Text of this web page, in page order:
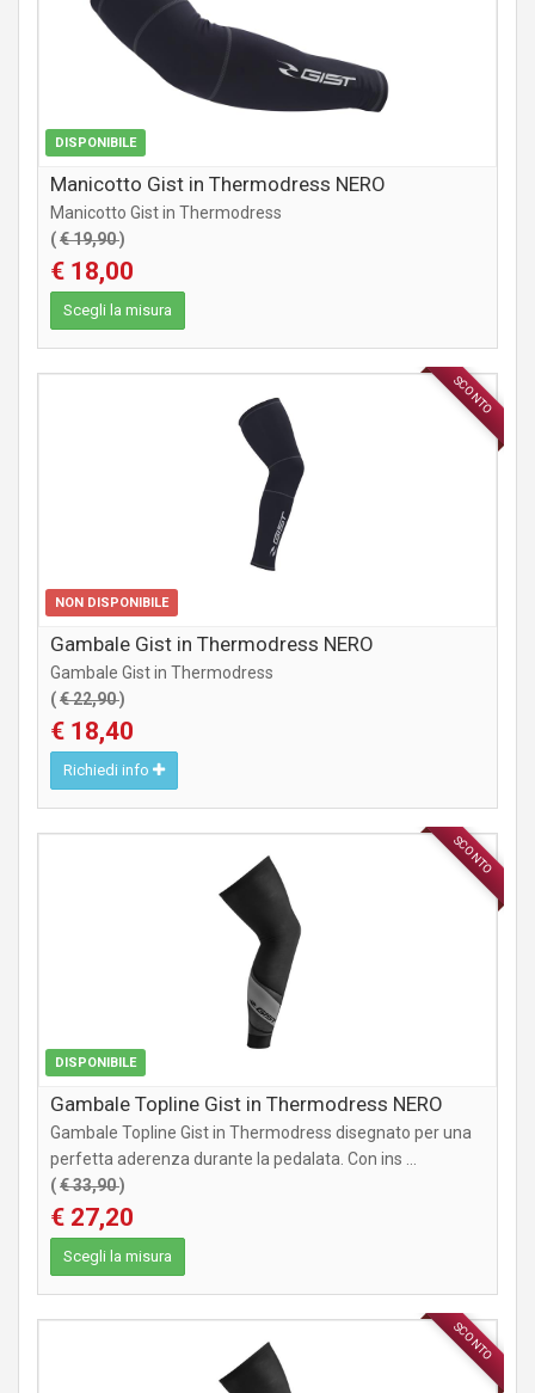
DISPONIBILE
Manicotto Gist in Thermodress NERO
Manicotto Gist in Thermodress
(€ 19,90)
€ 18,00
Scegli la misura
SCONTO
NON DISPONIBILE
ABBIGLIAMENTO
Gambale Gist in Thermodress NERO
Gambale Gist in Thermodress
(€ 22,90)
€ 18,40
Richiedi info
SCONTO
DISPONIBILE
ABBIGLIAMENTO
Gambale Topline Gist in Thermodress NERO
Gambale Topline Gist in Thermodress disegnato per una
perfetta aderenza durante la pedalata. Con ins ...
(€ 33,90)
€ 27,20
Scegli la misura
SCONTO
ABBIGLIAMENTO